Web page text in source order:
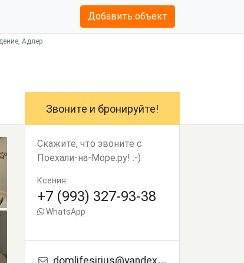
Добавить объект
Адлер
Звоните и бронируйте!
Скажите, что звоните с
Поехали-на-Море.ру! :-)
Ксения
+7 (993) 327-93-38
WhatsApp
domlifesirius@yandex.ru